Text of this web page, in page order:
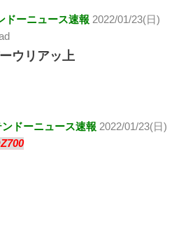
ドーニュース速報 2022/01/23(日)
ウリアッ上
ドーニュース速報 2022/01/23(日)